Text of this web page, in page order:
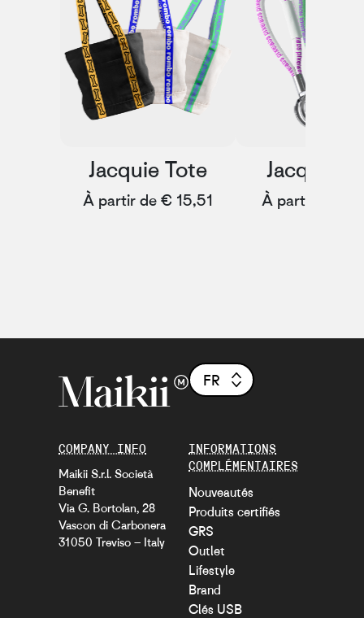
Jacquie Tote
À partir de € 15,51
Jacquie
À partir de €
COMPANY INFO
Maikii S.r.l. Società
Benefit
Via G. Bortolan, 28
Vascon di Carbonera
31050 Treviso – Italy
INFORMATIONS
COMPLÉMENTAIRES
Nouveautés
Produits certifiés
GRS
Outlet
Lifestyle
Brand
Clés USB
FR